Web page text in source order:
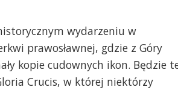
wydarzeniu w
prawosławnej, gdzie z Góry
kopie cudownych ikon. Będzie
Crucis, w której niektórzy